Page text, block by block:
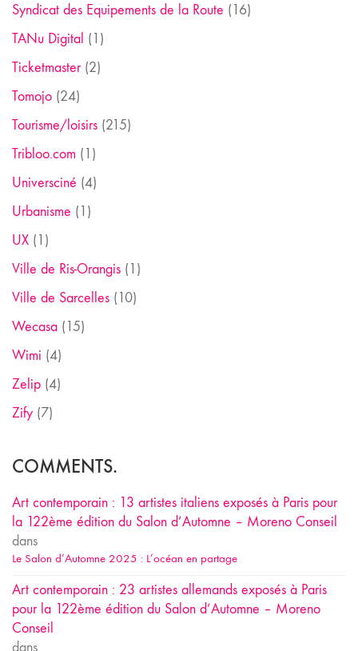
Syndicat des Equipements de la Route (16)
TANu Digital (1)
Ticketmaster(2)
Tomojo (24)
Tourisme/loisirs (215)
Tribloo.com (1)
Universciné (4)
Urbanisme (1)
UX (1)
Ville de Ris-Orangis (1)
Ville de Sarcelles (10)
Wecasa (15)
Wimi (4)
Zelip (4)
Zify (7)
COMMENTS.
Art contemporain : 13 artistes italiens exposés à Paris pour
la 122ème édition du Salon d’Automne – Moreno Conseil
dans
Le Salon d’Automne 2025 : L’océan en partage
Art contemporain : 23 artistes allemands exposés à Paris
pour la 122ème édition du Salon d’Automne – Moreno
Conseil
dans